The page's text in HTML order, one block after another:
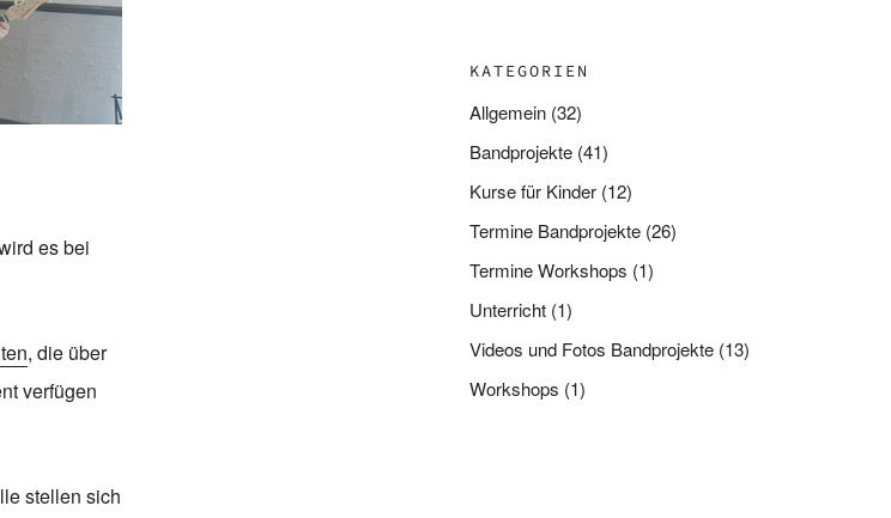
es bei
, die über
verfügen
stellen sich
KATEGORIEN
Allgemein (32)
Bandprojekte (41)
Kurse für Kinder (12)
Termine Bandprojekte (26)
Termine Workshops (1)
Unterricht (1)
Videos und Fotos Bandprojekte (13)
Workshops (1)